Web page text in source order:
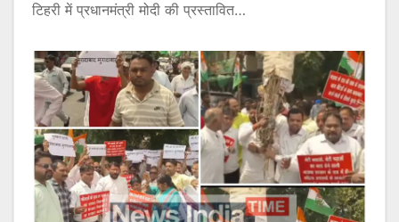
टिहरी में प्रधानमंत्री मोदी की प्रस्तावित…